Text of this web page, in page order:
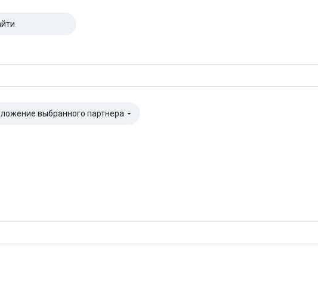
выбранного партнера ▼